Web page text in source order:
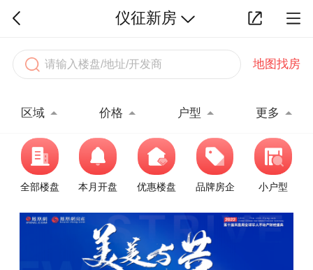
仪征新房
地图找房
区域 价格 户型 更多
全部楼盘 本月开盘 优惠楼盘 品牌房企 小户型